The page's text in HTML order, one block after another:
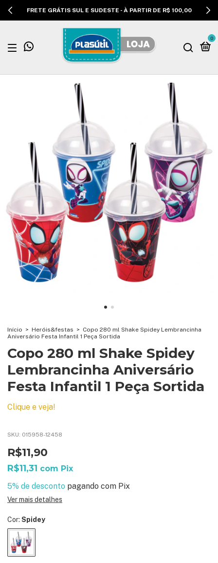
FRETE GRÁTIS SUL E SUDESTE - À PARTIR DE R$ 100,00
0
Início > Heróis&festas > Copo 280 ml Shake Spidey Lembrancinha
Aniversário Festa Infantil 1 Peça Sortida
Copo 280 ml Shake Spidey
Lembrancinha Aniversário
Festa Infantil 1 Peça Sortida
Clique e veja!
SKU: 015958-12458
R$11,90
R$11,31 com Pix
5% de desconto pagando com Pix
Ver mais detalhes
Cor: Spidey